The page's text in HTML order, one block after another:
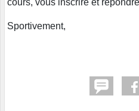
cours, vous inscrire et
Sportivement,